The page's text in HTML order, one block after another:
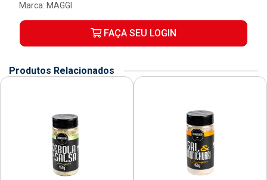
Marca: MAGGI
FAÇA SEU LOGIN
Produtos Relacionados